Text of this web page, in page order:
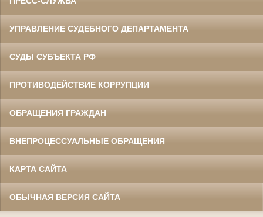
УПРАВЛЕНИЕ СУДЕБНОГО ДЕПАРТАМЕНТА
СУДЫ СУБЪЕКТА РФ
ПРОТИВОДЕЙСТВИЕ КОРРУПЦИИ
ОБРАЩЕНИЯ ГРАЖДАН
ВНЕПРОЦЕССУАЛЬНЫЕ ОБРАЩЕНИЯ
КАРТА САЙТА
ОБЫЧНАЯ ВЕРСИЯ САЙТА